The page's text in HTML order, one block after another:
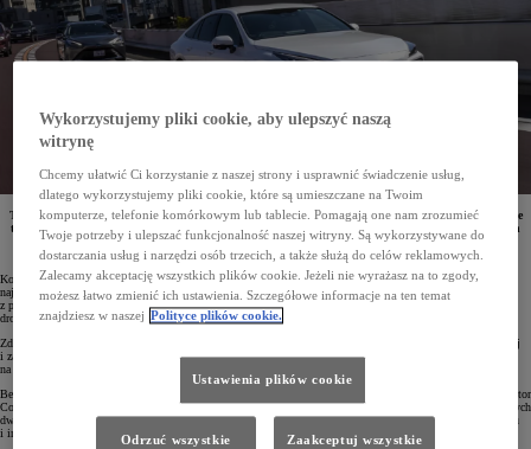
Toyota i Waymo, chcąc poprawić bezpieczeństwa na drogach, zamierzają przyspieszyć wprowadzanie
technologii jazdy autonomicznej. Firmy wspólnie opracują platformę dla pojazdów autonomicznych
oraz zbadają możliwość wprowadzenia technologii jazdy zautomatyzowanej w kolejnej generacji
samochodów.
Koncern Toyota to globalny lider innowacji, który rocznie przeznacza 1,3 bln jenów na badania i rozwój
najnowocześniejszych technologii. Są one opracowywane w 22 ośrodkach na całym świecie. Jednym
z priorytetów Toyoty jest opracowanie takich rozwiązań, które pomoga całkowicie wyeliminować wypadki
drogowe, opierając się na 3 filarach: człowieku, pojazdach i infrastrukturze drogowej.
Zdaniem kierownictwa Toyoty, w przyszłości kluczową rolę będą odgrywały technologie jazdy autonomicznej
i zaawansowane systemy bezpieczeństwa. Właśnie dlatego koncern od lat wdraża w swoich samochodach
na całym świecie pakiet systemów bezpieczeństwa i wsparcia kierowcy Toyota Safety Sense.
Bezpieczeństwo na drogach mogą też zwiększyć technologie jazdy autonomicznej. Dążąc do tego, Toyota Motor
Corporation oraz Waymo zawarły wstępne porozumienie w sprawie potencjalnej współpracy. Do kooperacji tych
dwóch firm dołączy również Woven by Toyota, spółka specjalizująca się w zaawansowanym oprogramowaniu
i innowacjach w mobilności.
Wykorzystujemy pliki cookie, aby ulepszyć naszą
witrynę
Chcemy ułatwić Ci korzystanie z naszej strony i usprawnić świadczenie usług,
dlatego wykorzystujemy pliki cookie, które są umieszczane na Twoim
komputerze, telefonie komórkowym lub tablecie. Pomagają one nam zrozumieć
Twoje potrzeby i ulepszać funkcjonalność naszej witryny. Są wykorzystywane do
dostarczania usług i narzędzi osób trzecich, a także służą do celów reklamowych.
Zalecamy akceptację wszystkich plików cookie. Jeżeli nie wyrażasz na to zgody,
możesz łatwo zmienić ich ustawienia. Szczegółowe informacje na ten temat
znajdziesz w naszej Polityce plików cookie.
Ustawienia plików cookie
Odrzuć wszystkie Zaakceptuj wszystkie